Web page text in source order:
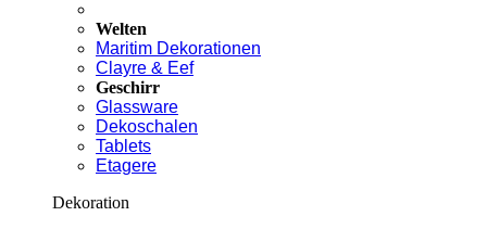
Welten
Maritim Dekorationen
Clayre & Eef
Geschirr
Glassware
Dekoschalen
Tablets
Etagere
Dekoration